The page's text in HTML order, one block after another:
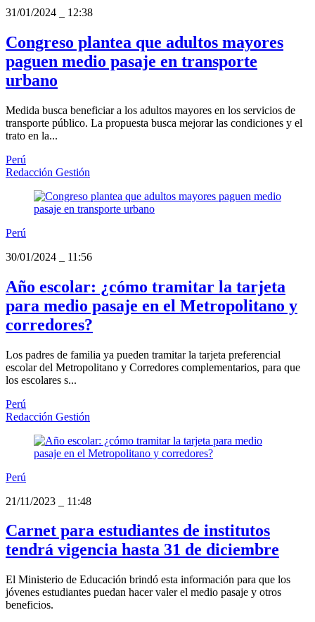
31/01/2024 12:38
Congreso plantea que adultos mayores
paguen medio pasaje en transporte
urbano
Medida busca beneficiar a los adultos mayores en los servicios de
transporte público. La propuesta busca mejorar las condiciones y el
trato en la...
Perú
Redacción Gestión
Perú
30/01/2024
11:56
Año escolar: ¿cómo tramitar la tarjeta
para medio pasaje en el Metropolitano y
corredores?
Los padres de familia ya pueden tramitar la tarjeta preferencial
escolar del Metropolitano y Corredores complementarios, para que
los escolares s...
Perú
Redacción Gestión
Perú
21/11/2023
11:48
Carnet para estudiantes de institutos
tendrá vigencia hasta 31 de diciembre
El Ministerio de Educación brindó esta información para que los
jóvenes estudiantes puedan hacer valer el medio pasaje y otros
beneficios.